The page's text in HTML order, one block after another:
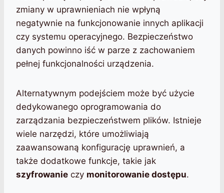
zmiany w uprawnieniach nie wpłyną
negatywnie na funkcjonowanie innych aplikacji
czy systemu operacyjnego. Bezpieczeństwo
danych powinno iść w parze z zachowaniem
pełnej funkcjonalności urządzenia.
Alternatywnym podejściem może być użycie
dedykowanego oprogramowania do
zarządzania bezpieczeństwem plików. Istnieje
wiele narzędzi, które umożliwiają
zaawansowaną konfigurację uprawnień, a
także dodatkowe funkcje, takie jak
szyfrowanie czy monitorowanie dostępu.